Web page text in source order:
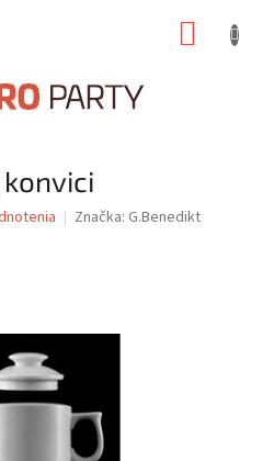
Značka: G.Benedikt